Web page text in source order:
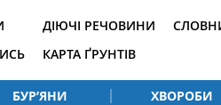
ДІЮЧІ РЕЧОВИНИ
КАРТА ҐРУНТІВ
БУР’ЯНИ ХВОРОБИ